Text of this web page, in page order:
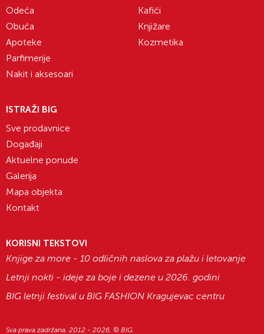
Odeća
Obuća
Apoteke
Parfimerije
Nakit i aksesoari
Kafići
Knjižare
Kozmetika
ISTRAŽI BIG
Sve prodavnice
Događaji
Aktuelne ponude
Galerija
Mapa objekta
Kontakt
KORISNI TEKSTOVI
Knjige za more - 10 odličnih naslova za plažu i letovanje
Letnji nokti - ideje za boje i dezene u 2026. godini
BIG letnji festival u BIG FASHION Kragujevac centru
Sva prava zadržana. 2012 - 2026. © BIG